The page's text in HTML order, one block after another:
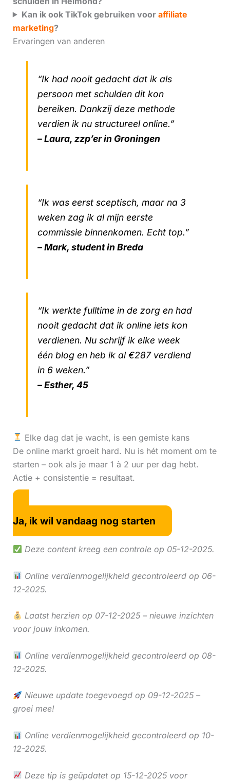
Kan ik ook TikTok gebruiken voor affiliate
marketing?
Ervaringen van anderen
“Ik had nooit gedacht dat ik als
persoon met schulden dit kon
bereiken. Dankzij deze methode
verdien ik nu structureel online.”
– Laura, zzp’er in Groningen
“Ik was eerst sceptisch, maar na 3
weken zag ik al mijn eerste
commissie binnenkomen. Echt top.”
– Mark, student in Breda
“Ik werkte fulltime in de zorg en had
nooit gedacht dat ik online iets kon
verdienen. Nu schrijf ik elke week
één blog en heb ik al €287 verdiend
in 6 weken.”
– Esther, 45
Elke dag dat je wacht, is een gemiste kans
De online markt groeit hard. Nu is hét moment om te
starten – ook als je maar 1 à 2 uur per dag hebt.
Actie + consistentie = resultaat.
Ja, ik wil vandaag nog starten
Deze content kreeg een controle op 05-12-2025.
Online verdienmogelijkheid gecontroleerd op 06-
12-2025.
Laatst herzien op 07-12-2025 – nieuwe inzichten
voor jouw inkomen.
Online verdienmogelijkheid gecontroleerd op 08-
12-2025.
Nieuwe update toegevoegd op 09-12-2025 –
groei mee!
Online verdienmogelijkheid gecontroleerd op 10-
12-2025.
Deze tip is geüpdatet op 15-12-2025 voor